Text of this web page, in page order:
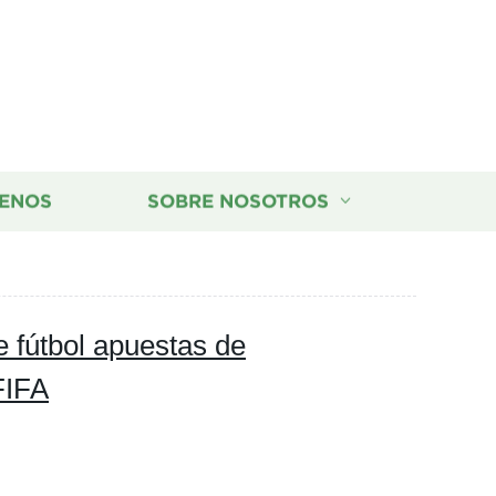
SOBRE NOSOTROS
fútbol apuestas de